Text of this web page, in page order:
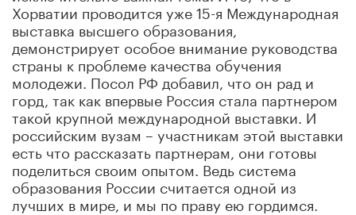
Хорватии проводится уже 15-я Международная
выставка высшего образования,
демонстрирует особое внимание руководства
страны к проблеме качества обучения
молодежи. Посол РФ добавил, что он рад и
горд, так как впервые Россия стала партнером
такой крупной международной выставки. И
российским вузам – участникам этой выставки
есть что рассказать партнерам, они готовы
поделиться своим опытом. Ведь система
образования России считается одной из
лучших в мире, и мы по праву ею гордимся.